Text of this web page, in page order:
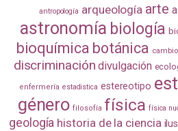
antropología arqueología arte
astronomía biología
bioquímica botánica
discriminación divulgación
enfermería estadistica estereotipo
género filosofía física física
geología historia de la ciencia